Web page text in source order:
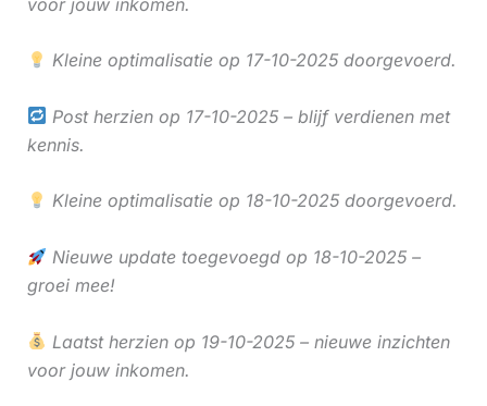
Kleine optimalisatie op 17-10-2025 doorgevoerd.
Post herzien op 17-10-2025 – blijf verdienen met
kennis.
Kleine optimalisatie op 18-10-2025 doorgevoerd.
Nieuwe update toegevoegd op 18-10-2025 –
groei mee!
Laatst herzien op 19-10-2025 – nieuwe inzichten
voor jouw inkomen.